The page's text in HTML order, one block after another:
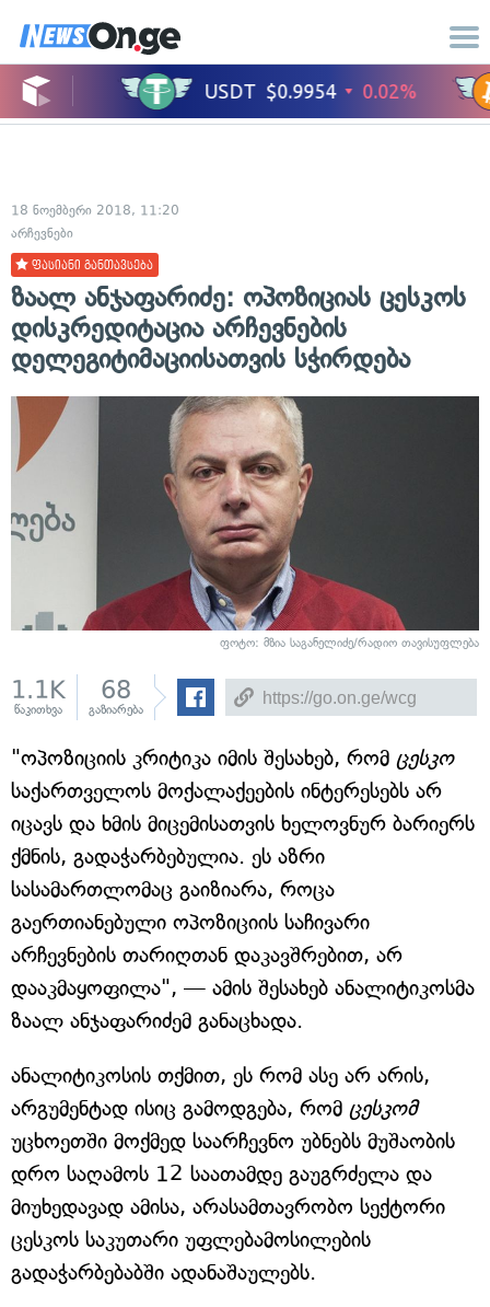
18 ნოემბერი 2018, 11:20
არჩევნები
ფასიანი განთავსება
ზაალ ანჯაფარიძე: ოპოზიციას ცესკოს
დისკრედიტაცია არჩევნების
დელეგიტიმაციისათვის სჭირდება
ფოტო: მზია საგანელიძე/რადიო თავისუფლება
1.1K
წაკითხვა
68
გაზიარება
"ოპოზიციის კრიტიკა იმის შესახებ, რომ ცესკო
საქართველოს მოქალაქეების ინტერესებს არ
იცავს და ხმის მიცემისათვის ხელოვნურ ბარიერს
ქმნის, გადაჭარბებულია. ეს აზრი
სასამართლომაც გაიზიარა, როცა
გაერთიანებული ოპოზიციის საჩივარი
არჩევნების თარიღთან დაკავშრებით, არ
დააკმაყოფილა", — ამის შესახებ ანალიტიკოსმა
ზაალ ანჯაფარიძემ განაცხადა.
ანალიტიკოსის თქმით, ეს რომ ასე არ არის,
არგუმენტად ისიც გამოდგება, რომ ცესკომ
უცხოეთში მოქმედ საარჩევნო უბნებს მუშაობის
დრო საღამოს 12 საათამდე გაუგრძელა და
მიუხედავად ამისა, არასამთავრობო სექტორი
ცესკოს საკუთარი უფლებამოსილების
გადაჭარბებაბში ადანაშაულებს.